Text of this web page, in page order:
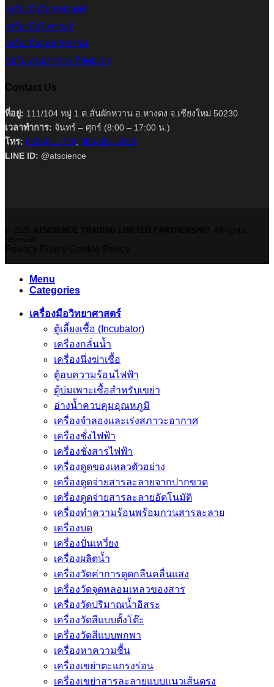
เครื่องมือวิทยาศาสตร์
เครื่องมือวิเคราะห์
เครื่องมืออุตสาหกรรม
ขอใบเสนอราคา / ติดต่อเรา
Contact Us
ที่อยู่: 111/104 หมู่ 1 ต.สันผักหวาน อ.หางดง จ.เชียงใหม่ 50230
เวลาทำการ: จันทร์ – ศุกร์ (8:00 – 17:00 น.)
โทร: 053-441-794 086-654-5653
LINE ID: @atscience
Menu
Categories
เครื่องมือวิทยาศาสตร์
ตู้เลี้ยงเชื้อ (Incubator)
เครื่องกลั่นน้ำ
เครื่องนึ่งฆ่าเชื้อ
ตู้อบความร้อนไฟฟ้า
ตู้บ่มเพาะเชื้อสำหรับเขย่า
อ่างน้ำควบคุมอุณหภูมิ
เครื่องจำลองและเร่งสภาวะอากาศ
เครื่องชั่งไฟฟ้า
เครื่องชั่งสารไฟฟ้า
เครื่องดูดของเหลวตัวอย่าง
เครื่องดูดจ่ายสารละลายจากปากขวด
เครื่องดูดจ่ายสารละลายอัตโนมัติ
เครื่องทำความร้อนพร้อมกวนสารละลาย
เครื่องบด
เครื่องปั่นเหวี่ยง
เครื่องผลิตน้ำ
เครื่องวัดค่าการดูดกลืนคลื่นแสง
เครื่องวัดจุดหลอมเหลวของสาร
เครื่องวัดปริมาณน้ำอิสระ
เครื่องวัดสีแบบตั้งโต๊ะ
เครื่องวัดสีแบบพกพา
เครื่องหาความชื้น
เครื่องเขย่าตะแกรงร่อน
เครื่องเขย่าสารละลายแบบแนวเส้นตรง